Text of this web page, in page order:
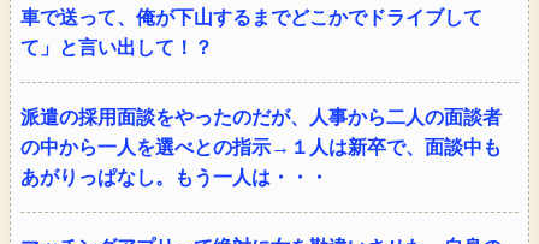
車で送って、俺が下山するまでどこかでドライブして
て」と言い出して！？
派遣の採用面談をやったのだが、人事から二人の面談者
の中から一人を選べとの指示→１人は新卒で、面談中も
あがりっぱなし。もう一人は・・・